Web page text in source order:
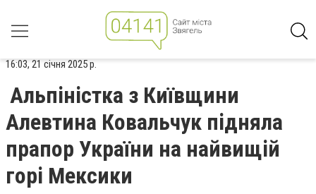
16:03, 21 січня 2025 р.
Альпіністка з Київщини
Алевтина Ковальчук підняла
прапор України на найвищій
горі Мексики